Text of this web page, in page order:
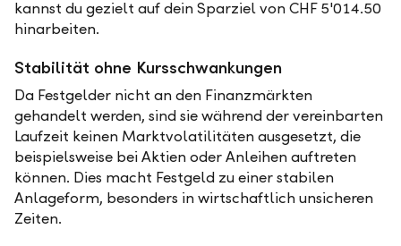
kannst du gezielt auf dein Sparziel von CHF 5'014.50
hinarbeiten.
Stabilität ohne Kursschwankungen
Da Festgelder nicht an den Finanzmärkten
gehandelt werden, sind sie während der vereinbarten
Laufzeit keinen Marktvolatilitäten ausgesetzt, die
beispielsweise bei Aktien oder Anleihen auftreten
können. Dies macht Festgeld zu einer stabilen
Anlageform, besonders in wirtschaftlich unsicheren
Zeiten.